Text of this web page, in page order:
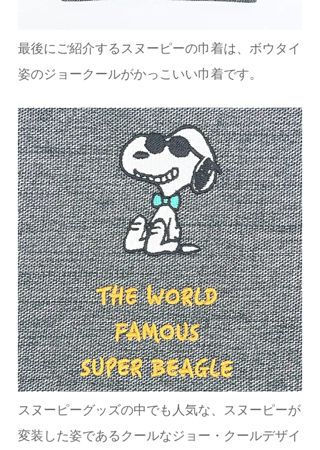
最後にご紹介するスヌーピーの巾着は、ボウタイ
姿のジョークールがかっこいい巾着です。
スヌーピーグッズの中でも人気な、スヌーピーが
変装した姿であるクールなジョー・クールデザイ